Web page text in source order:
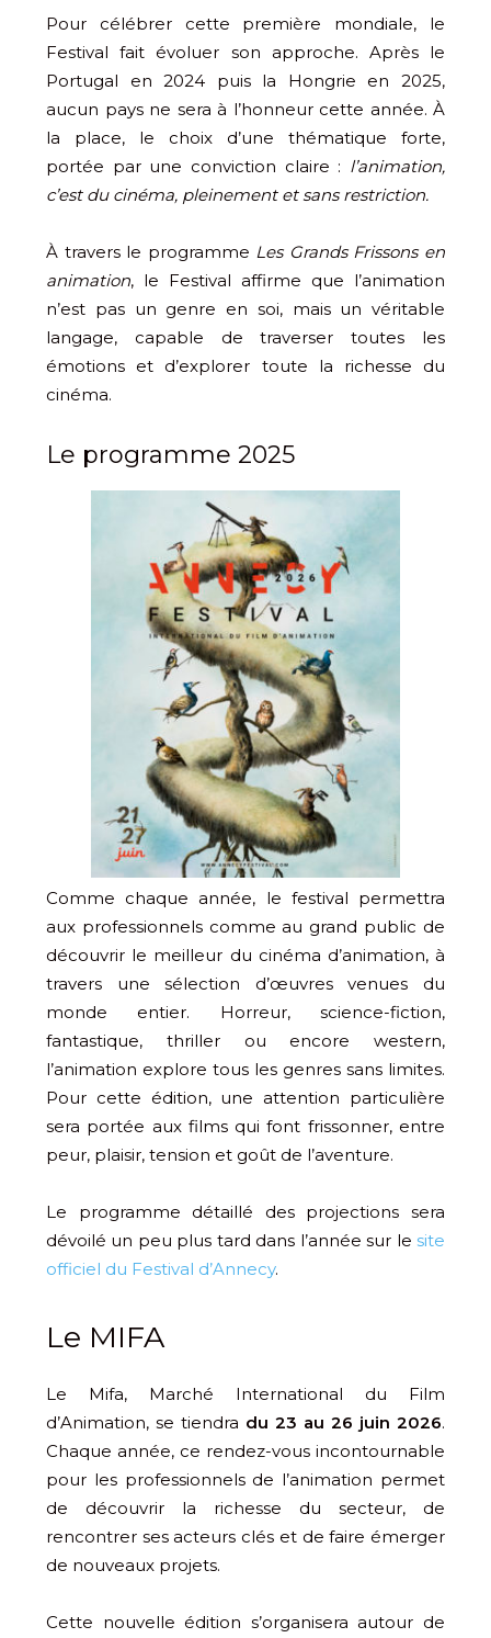
Pour célébrer cette première mondiale, le
Festival fait évoluer son approche. Après le
Portugal en 2024 puis la Hongrie en 2025,
aucun pays ne sera à l’honneur cette année. À
la place, le choix d’une thématique forte,
portée par une conviction claire : l’animation,
c’est du cinéma, pleinement et sans restriction.
À travers le programme Les Grands Frissons en
animation, le Festival affirme que l’animation
n’est pas un genre en soi, mais un véritable
langage, capable de traverser toutes les
émotions et d’explorer toute la richesse du
cinéma.
Le programme 2025
Comme chaque année, le festival permettra
aux professionnels comme au grand public de
découvrir le meilleur du cinéma d’animation, à
travers une sélection d’œuvres venues du
monde entier. Horreur, science-fiction,
fantastique, thriller ou encore western,
l’animation explore tous les genres sans limites.
Pour cette édition, une attention particulière
sera portée aux films qui font frissonner, entre
peur, plaisir, tension et goût de l’aventure.
Le programme détaillé des projections sera
dévoilé un peu plus tard dans l’année sur le site
officiel du Festival d’Annecy.
Le MIFA
Le Mifa, Marché International du Film
d’Animation, se tiendra du 23 au 26 juin 2026.
Chaque année, ce rendez-vous incontournable
pour les professionnels de l’animation permet
de découvrir la richesse du secteur, de
rencontrer ses acteurs clés et de faire émerger
de nouveaux projets.
Cette nouvelle édition s’organisera autour de